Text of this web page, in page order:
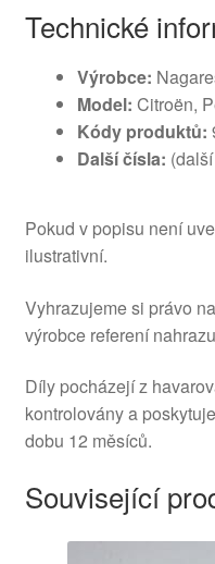
Technické
Výrobce:
Model: Citroën,
Kódy produktů:
Další čísla:
Pokud v popisu není
ilustrativní.
Vyhrazujeme si právo
výrobce referení
Díly pocházejí z
kontrolovány a
dobu 12 měsíců.
Související